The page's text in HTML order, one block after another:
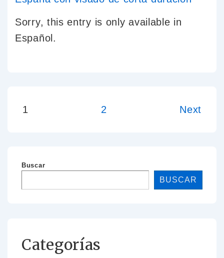
Sorry, this entry is only available in
Español.
1 2 Next
Buscar
BUSCAR
Categorías